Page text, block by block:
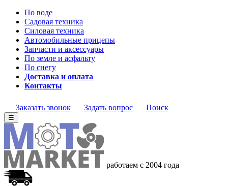
По воде
Садовая техника
Силовая техника
Автомобильные прицепы
Запчасти и аксессуары
По земле и асфальту
По снегу
Доставка и оплата
Контакты
Заказать звонок Задать вопрос Поиск
☰
работаем с 2004 года